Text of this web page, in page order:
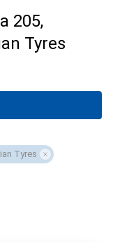
205,
Tyres
Tyres